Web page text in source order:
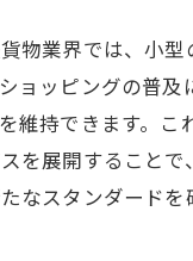
物業界では、小型
ョッピングの普及
維持できます。こ
を展開することで
なスタンダードを